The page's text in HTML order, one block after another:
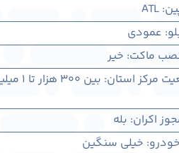
:
ATL
: عمودی
ماکت: خیر
مرکز استان: بین ۳۰۰ هزار تا ۱ میلیون نفر
اکران: بله
: خیلی سنگین